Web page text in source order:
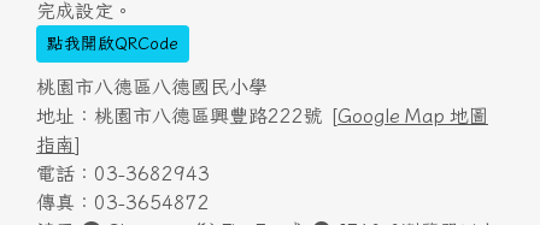
完成設定。
點我開啟QRCode
桃園市八德區八德國民小學
地址：桃園市八德區興豐路222號 [Google Map 地圖
指南]
電話：03-3682943
傳真：03-3654872